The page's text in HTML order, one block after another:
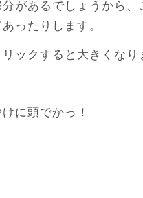
があるでしょうから
ったりします。
ックすると大きくなり
に頭でかっ！